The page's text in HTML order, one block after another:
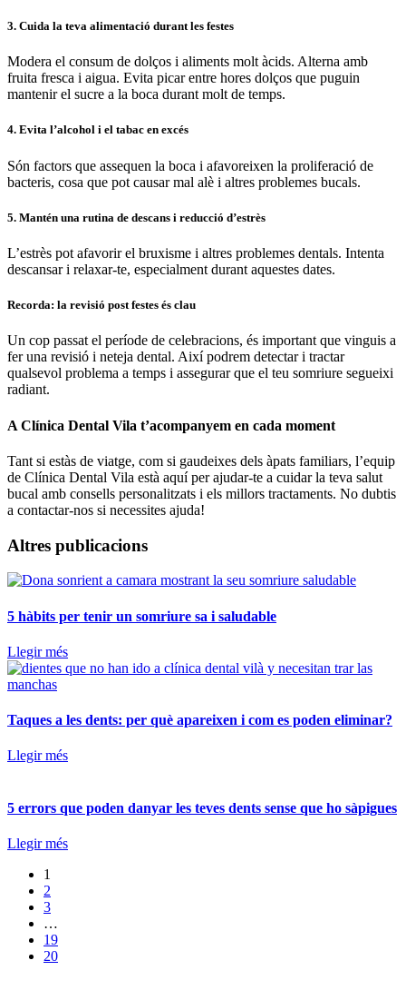
3. Cuida la teva alimentació durant les festes
Modera el consum de dolços i aliments molt àcids. Alterna amb
fruita fresca i aigua. Evita picar entre hores dolços que puguin
mantenir el sucre a la boca durant molt de temps.
4. Evita l’alcohol i el tabac en excés
Són factors que assequen la boca i afavoreixen la proliferació de
bacteris, cosa que pot causar mal alè i altres problemes bucals.
5. Mantén una rutina de descans i reducció d’estrès
L’estrès pot afavorir el bruxisme i altres problemes dentals. Intenta
descansar i relaxar-te, especialment durant aquestes dates.
Recorda: la revisió post festes és clau
Un cop passat el període de celebracions, és important que vinguis a
fer una revisió i neteja dental. Així podrem detectar i tractar
qualsevol problema a temps i assegurar que el teu somriure segueixi
radiant.
A Clínica Dental Vila t’acompanyem en cada moment
Tant si estàs de viatge, com si gaudeixes dels àpats familiars, l’equip
de Clínica Dental Vila està aquí per ajudar-te a cuidar la teva salut
bucal amb consells personalitzats i els millors tractaments. No dubtis
a contactar-nos si necessites ajuda!
Altres publicacions
5 hàbits per tenir un somriure sa i saludable
Llegir més
Taques a les dents: per què apareixen i com es poden eliminar?
Llegir més
5 errors que poden danyar les teves dents sense que ho sàpigues
Llegir més
1
2
3
…
19
20